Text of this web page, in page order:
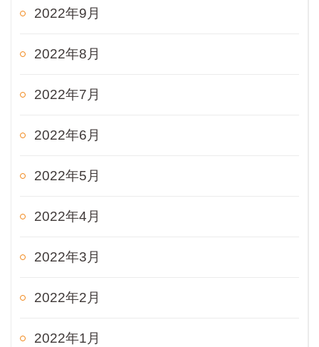
2022年9月
2022年8月
2022年7月
2022年6月
2022年5月
2022年4月
2022年3月
2022年2月
2022年1月